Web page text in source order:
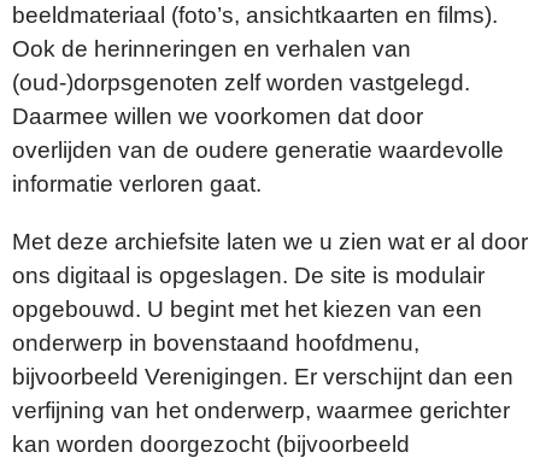
beeldmateriaal (foto’s, ansichtkaarten en films).
Ook de herinneringen en verhalen van
(oud-)dorpsgenoten zelf worden vastgelegd.
Daarmee willen we voorkomen dat door
overlijden van de oudere generatie waardevolle
informatie verloren gaat.
Met deze archiefsite laten we u zien wat er al door
ons digitaal is opgeslagen. De site is modulair
opgebouwd. U begint met het kiezen van een
onderwerp in bovenstaand hoofdmenu,
bijvoorbeeld Verenigingen. Er verschijnt dan een
verfijning van het onderwerp, waarmee gerichter
kan worden doorgezocht (bijvoorbeeld